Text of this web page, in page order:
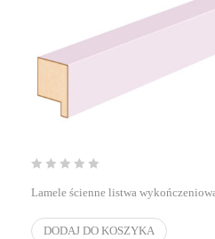
Lamele ścienne listwa
DODAJ DO KOSZYKA